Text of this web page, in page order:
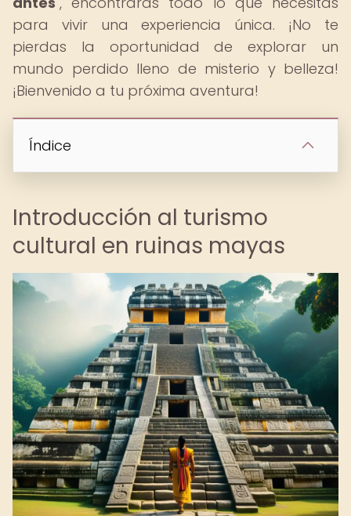
para vivir una experiencia única. ¡No te
pierdas la oportunidad de explorar un
mundo perdido lleno de misterio y belleza!
¡Bienvenido a tu próxima aventura!
Índice
Introducción al turismo
cultural en ruinas mayas